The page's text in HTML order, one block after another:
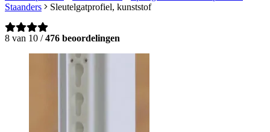
Staanders
Sleutelgatprofiel, kunststof
8 van 10 /476 beoordelingen